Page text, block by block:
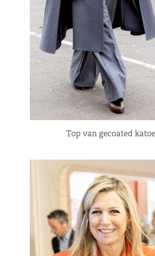
Top van gecoated